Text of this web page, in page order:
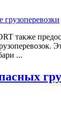
также
...